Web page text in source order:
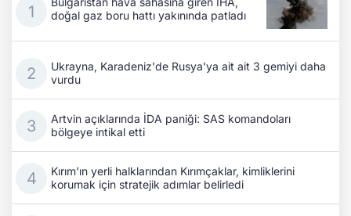
doğal gaz boru hattı yakınında patladı
Ukrayna, Karadeniz'de Rusya'ya ait ait 3 gemiyi daha
vurdu
Artvin açıklarında İDA paniği: SAS komandoları
bölgeye intikal etti
Kırım’ın yerli halklarından Kırımçaklar, kimliklerini
korumak için stratejik adımlar belirledi